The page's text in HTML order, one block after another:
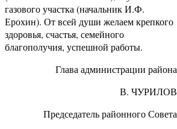
газового участка (начальник И.Ф.
Ерохин). От всей души желаем крепкого
здоровья, счастья, семейного
благополучия, успешной работы.
Глава администрации района
В. ЧУРИЛОВ
Председатель районного Совета